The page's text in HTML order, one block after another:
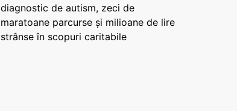
diagnostic de autism, zeci de
maratoane parcurse și milioane de lire
strânse în scopuri caritabile